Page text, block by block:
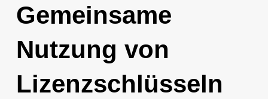
Gemeinsame
Nutzung von
Lizenzschlüsseln